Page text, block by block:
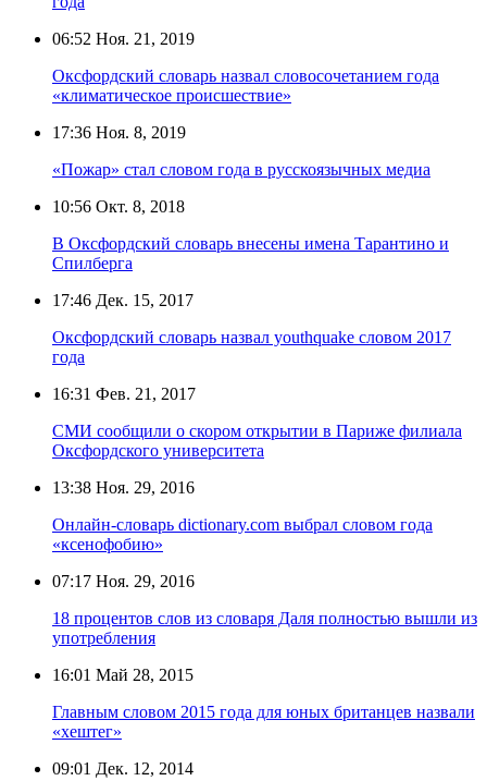
06:52 Ноя. 21, 2019
Оксфордский словарь назвал словосочетанием года
«климатическое происшествие»
17:36 Ноя. 8, 2019
«Пожар» стал словом года в русскоязычных медиа
10:56 Окт. 8, 2018
В Оксфордский словарь внесены имена Тарантино и
Спилберга
17:46 Дек. 15, 2017
Оксфордский словарь назвал youthquake словом 2017
года
16:31 Фев. 21, 2017
СМИ сообщили о скором открытии в Париже филиала
Оксфордского университета
13:38 Ноя. 29, 2016
Онлайн-словарь dictionary.com выбрал словом года
«ксенофобию»
07:17 Ноя. 29, 2016
18 процентов слов из словаря Даля полностью вышли из
употребления
16:01 Май 28, 2015
Главным словом 2015 года для юных британцев назвали
«хештег»
09:01 Дек. 12, 2014